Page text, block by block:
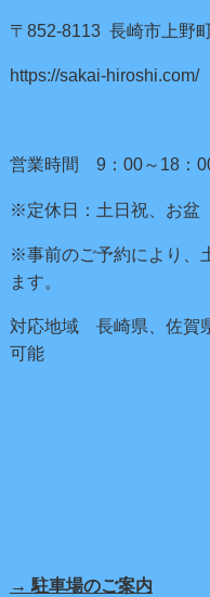
〒852-8113 長崎市上野
https://sakai-hiroshi.com/
営業時間 9：00～18：
※定休日：土日祝、お盆
※事前のご予約により、
ます。
対応地域 長崎県、佐賀
可能
→ 駐車場のご案内